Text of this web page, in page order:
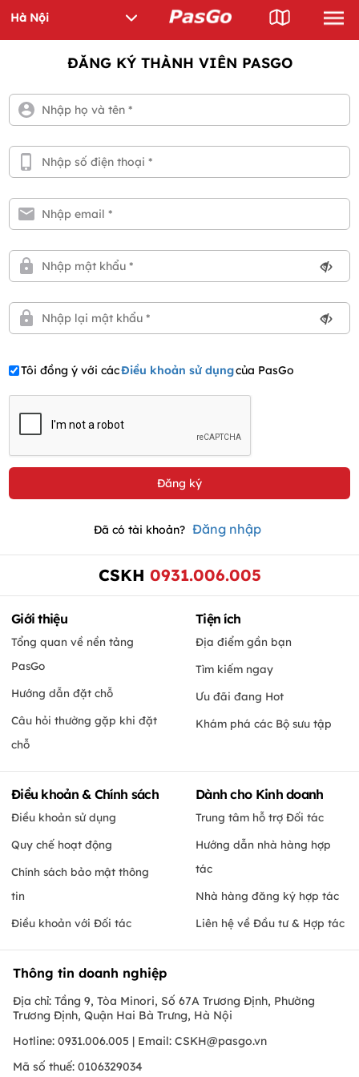
ĐĂNG KÝ THÀNH VIÊN PASGO
Tôi đồng ý với cácĐiều khoản sử dụngcủa PasGo
Đã có tài khoản? Đăng nhập
CSKH 0931.006.005
Giới thiệu
Tổng quan về nền tảng
PasGo
Hướng dẫn đặt chỗ
Câu hỏi thường gặp khi đặt
chỗ
Tiện ích
Địa điểm gần bạn
Tìm kiếm ngay
Ưu đãi đang Hot
Khám phá các Bộ sưu tập
Điều khoản & Chính sách
Điều khoản sử dụng
Quy chế hoạt động
Chính sách bảo mật thông
tin
Điều khoản với Đối tác
Dành cho Kinh doanh
Trung tâm hỗ trợ Đối tác
Hướng dẫn nhà hàng hợp
tác
Nhà hàng đăng ký hợp tác
Liên hệ về Đầu tư & Hợp tác
Thông tin doanh nghiệp
Địa chỉ: Tầng 9, Tòa Minori, Số 67A Trương Định, Phường
Trương Định, Quận Hai Bà Trưng, Hà Nội
Hotline: 0931.006.005 | Email: CSKH@pasgo.vn
Mã số thuế: 0106329034